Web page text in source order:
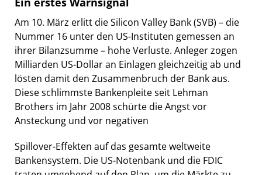
Am 10. März erlitt die Silicon Valley Bank (SVB) – die
Nummer 16 unter den US-Instituten gemessen an
ihrer Bilanzsumme – hohe Verluste. Anleger zogen
Milliarden US-Dollar an Einlagen gleichzeitig ab und
lösten damit den Zusammenbruch der Bank aus.
Diese schlimmste Bankenpleite seit Lehman
Brothers im Jahr 2008 schürte die Angst vor
Ansteckung und vor negativen
Spillover-Effekten auf das gesamte weltweite
Bankensystem. Die US-Notenbank und die FDIC